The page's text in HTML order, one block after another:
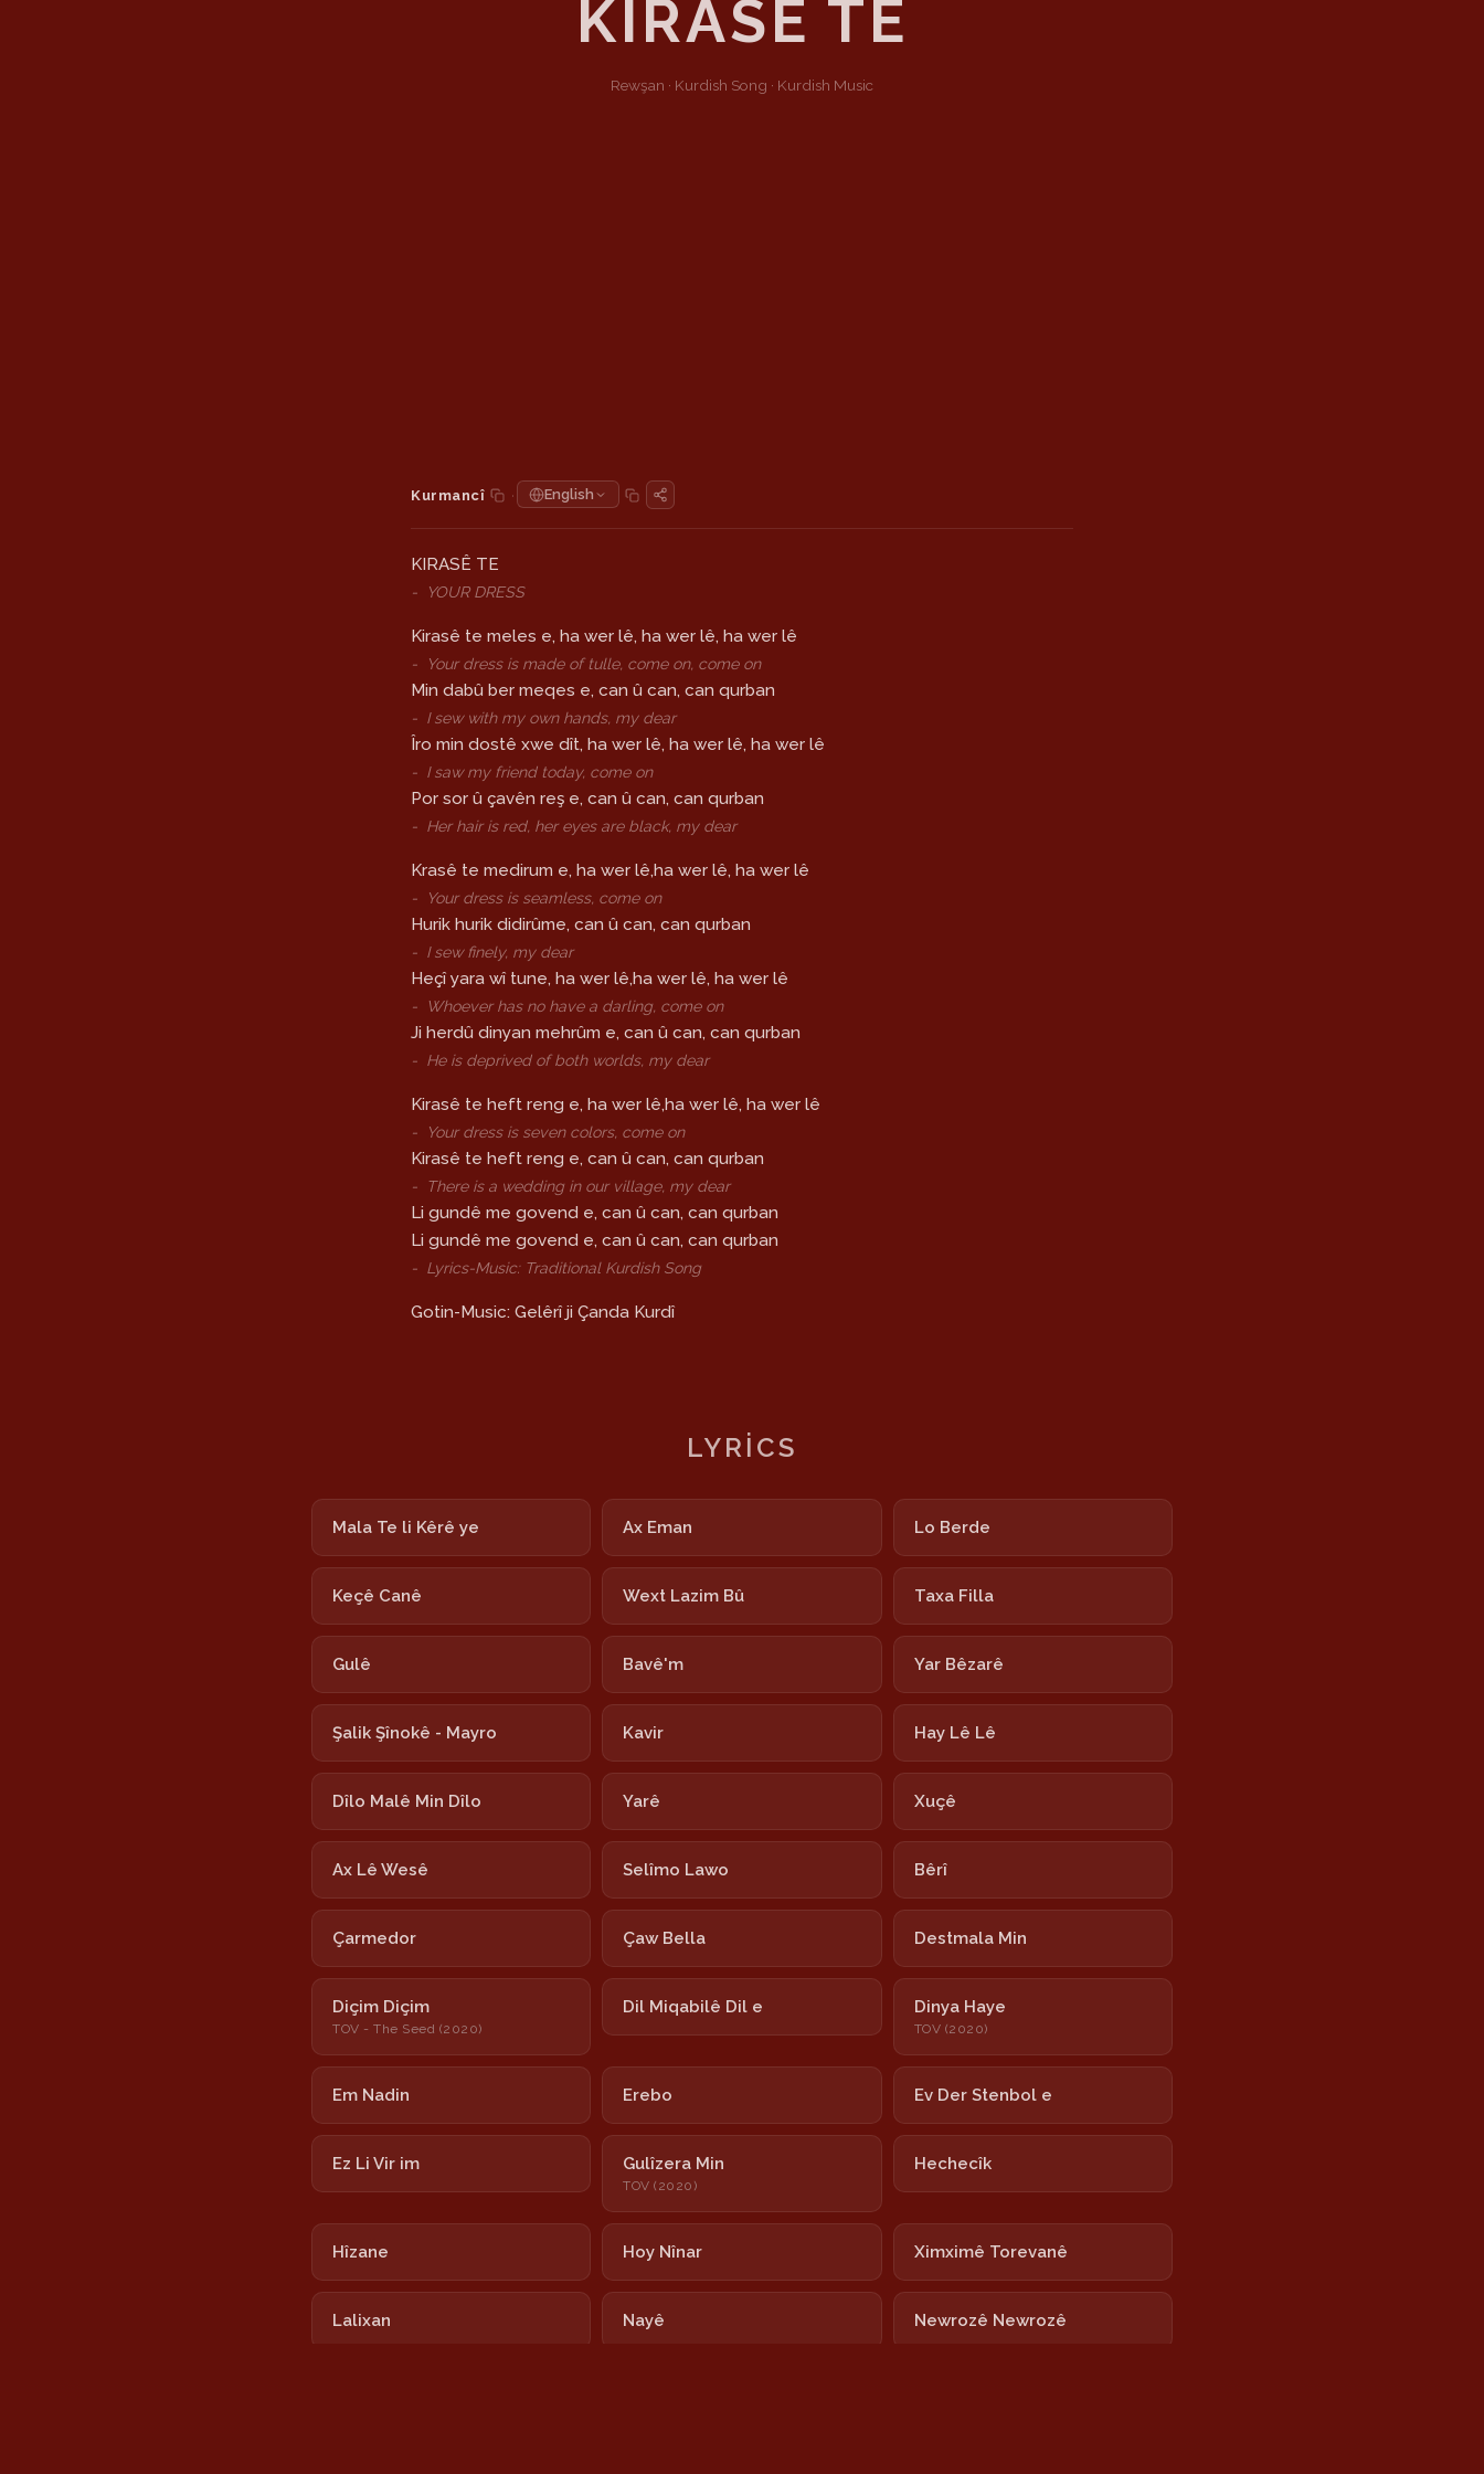
KIRASÊ TE
Rewşan · Kurdish Song · Kurdish Music
Kurmancî · English
KIRASÊ TE
- YOUR DRESS
Kirasê te meles e, ha wer lê, ha wer lê, ha wer lê
- Your dress is made of tulle, come on, come on
Min dabû ber meqes e, can û can, can qurban
- I sew with my own hands, my dear
Îro min dostê xwe dît, ha wer lê, ha wer lê, ha wer lê
- I saw my friend today, come on
Por sor û çavên reş e, can û can, can qurban
- Her hair is red, her eyes are black, my dear
Krasê te medirum e, ha wer lê,ha wer lê, ha wer lê
- Your dress is seamless, come on
Hurik hurik didirûme, can û can, can qurban
- I sew finely, my dear
Heçî yara wî tune, ha wer lê,ha wer lê, ha wer lê
- Whoever has no have a darling, come on
Ji herdû dinyan mehrûm e, can û can, can qurban
- He is deprived of both worlds, my dear
Kirasê te heft reng e, ha wer lê,ha wer lê, ha wer lê
- Your dress is seven colors, come on
Kirasê te heft reng e, can û can, can qurban
- There is a wedding in our village, my dear
Li gundê me govend e, can û can, can qurban
Li gundê me govend e, can û can, can qurban
- Lyrics-Music: Traditional Kurdish Song
Gotin-Music: Gelêrî ji Çanda Kurdî
LYRICS
Mala Te li Kêrê ye Ax Eman Lo Berde
Keçê Canê Wext Lazim Bû Taxa Filla
Gulê Bavê'm Yar Bêzarê
Şalik Şînokê - Mayro Kavir Hay Lê Lê
Dîlo Malê Min Dîlo Yarê Xuçê
Ax Lê Wesê Selîmo Lawo Bêrî
Çarmedor Çaw Bella Destmala Min
Diçim Diçim
TOV - The Seed (2020)
Dil Miqabilê Dil e Dinya Haye
TOV (2020)
Em Nadin Erebo Ev Der Stenbol e
Ez Li Vir im Gulîzera Min
TOV (2020)
Hechecîk
Hîzane Hoy Nînar Ximximê Torevanê
Lalixan Nayê Newrozê Newrozê